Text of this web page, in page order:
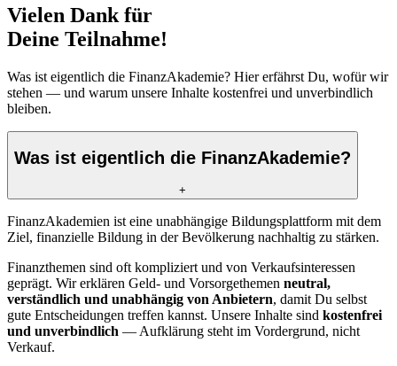
Vielen Dank für
Deine Teilnahme!
Was ist eigentlich die FinanzAkademie? Hier erfährst Du, wofür wir
stehen — und warum unsere Inhalte kostenfrei und unverbindlich
bleiben.
Was ist eigentlich die FinanzAkademie?
+
FinanzAkademien ist eine unabhängige Bildungsplattform mit dem
Ziel, finanzielle Bildung in der Bevölkerung nachhaltig zu stärken.
Finanzthemen sind oft kompliziert und von Verkaufsinteressen
geprägt. Wir erklären Geld- und Vorsorgethemen neutral,
verständlich und unabhängig von Anbietern, damit Du selbst
gute Entscheidungen treffen kannst. Unsere Inhalte sind kostenfrei
und unverbindlich — Aufklärung steht im Vordergrund, nicht
Verkauf.